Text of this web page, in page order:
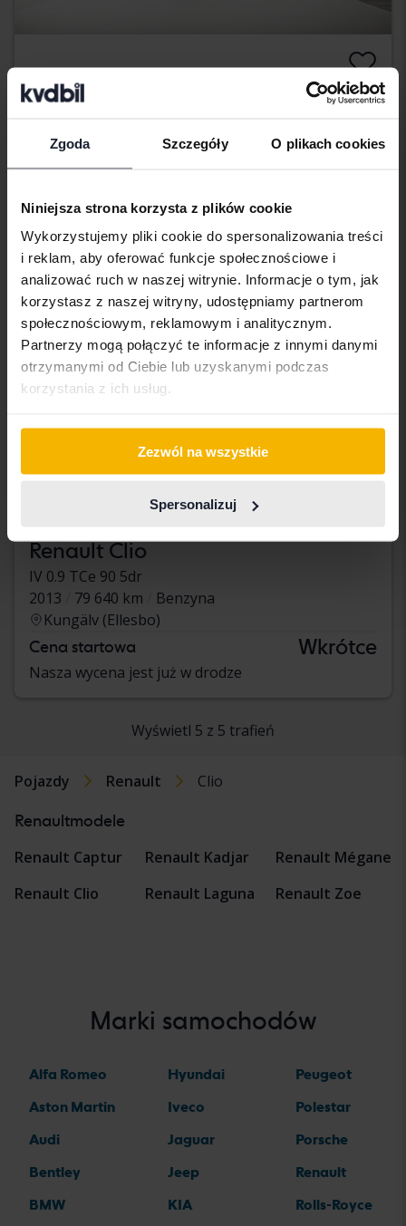
Zgoda Szczegóły O plikach cookies
Niniejsza strona korzysta z plików cookie
Wykorzystujemy pliki cookie do spersonalizowania treści
i reklam, aby oferować funkcje społecznościowe i
analizować ruch w naszej witrynie. Informacje o tym, jak
korzystasz z naszej witryny, udostępniamy partnerom
społecznościowym, reklamowym i analitycznym.
Partnerzy mogą połączyć te informacje z innymi danymi
otrzymanymi od Ciebie lub uzyskanymi podczas
korzystania z ich usług.
Zezwól na wszystkie
Spersonalizuj
Renault Clio
2012
44 450 km
Benzyna
Nasza wycena jest już w drodze
Wkrótce
Renault Clio
IV 0.9 TCe 90 5dr
2013
79 640 km
Benzyna
Kungälv (Ellesbo)
Cena startowa Wkrótce
Nasza wycena jest już w drodze
Wyświetl 5 z 5 trafień
Pojazdy Renault Clio
Renaultmodele
Renault Captur
Renault Clio
Renault Kadjar
Renault Laguna
Renault Mégane
Renault Zoe
Marki samochodów
Alfa Romeo
Aston Martin
Audi
Bentley
BMW
Hyundai
Iveco
Jaguar
Jeep
KIA
Peugeot
Polestar
Porsche
Renault
Rolls-Royce